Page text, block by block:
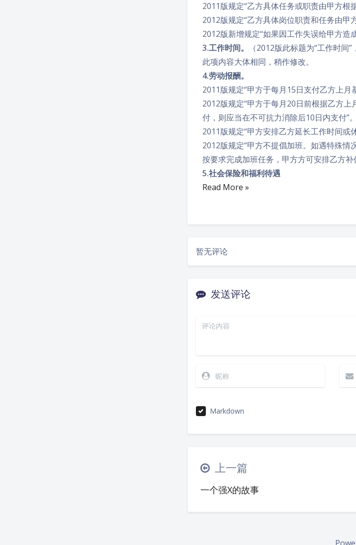
2011版规定“乙方具体任务或职责由甲方根
2012版规定“乙方具体岗位职责和任务由甲
2012版新增规定“如果因工作失误给甲方造
3.工作时间。
（2012版此标题为“工作时间
此项内容大体相同，稍作修改。
4.劳动报酬。
2011版规定“甲方于每月15日支付乙方上月
2012版规定“甲方于每月20日前根据乙方
付，则应当在不可抗力消除后10日内支付”。
2011版规定“甲方安排乙方延长工作时间
2012版规定“甲方不提倡加班。如遇特殊
按要求完成加班任务，甲方方可安排乙方
5.社会保险和福利待遇
Read More »
暂无评论
发送评论
Markdown
上一篇
一个强X的故事